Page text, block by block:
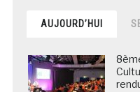
AUJOURD’HUI